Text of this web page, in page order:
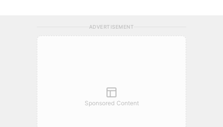
ADVERTISEMENT
Sponsored Content